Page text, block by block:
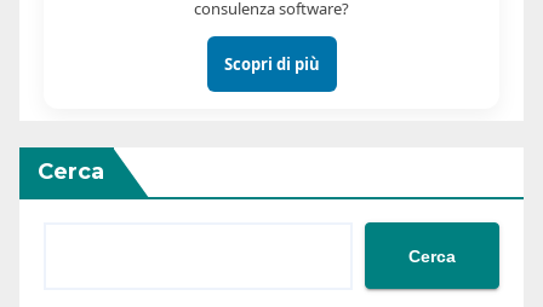
Cerca
Cerca
consulenza software?
Scopri di più